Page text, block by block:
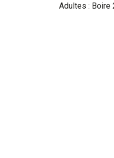
Adultes : Boire